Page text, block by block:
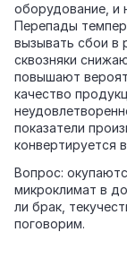
оборудование, и
Перепады
вызывать сбои в
сквозняки
повышают
качество
показатели
конвертируется в
Вопрос:
микроклимат в
ли брак,
поговорим.